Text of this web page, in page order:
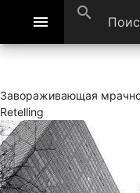
menu search
Завораживающая
Retelling